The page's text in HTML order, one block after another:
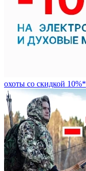
охоты со скидкой 10%*